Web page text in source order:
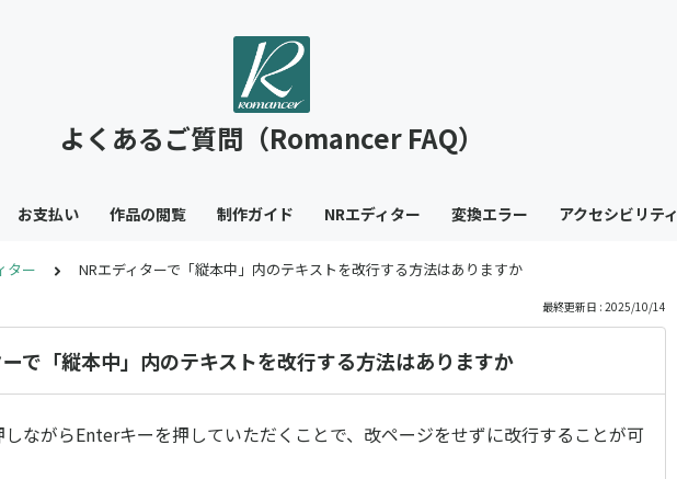
よくあるご質問（Romancer FAQ）
お支払い 作品の閲覧 制作ガイド NRエディター 変換エラー アクセシビリティ
ター NRエディターで「縦本中」内のテキストを改行する方法はありますか
最終更新日 : 2025/10/14
で「縦本中」内のテキストを改行する方法はありますか
ながらEnterキーを押していただくことで、改ページをせずに改行することが可